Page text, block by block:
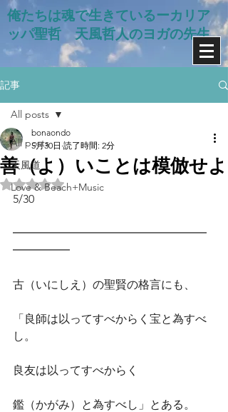
俺たちは魂で生きているー​カリア
ッパ聖哲 天風哲人のヨガの先生
記事
All posts
天風道
Love & Beach+Music
All posts
善（よ）いことは模倣せよ
bonaondo
5月30日 読了時間: 2分
5つ星のうちNaNと評価されています。
5/30
━━━━━━━━━━━━━━━━━
━━━━━
古（いにしえ）の聖賢の格言にも、
「良師は以ってすべからく宝と為すべ
し。
良友は以ってすべからく
鑑（かがみ）と為すべし」とある。